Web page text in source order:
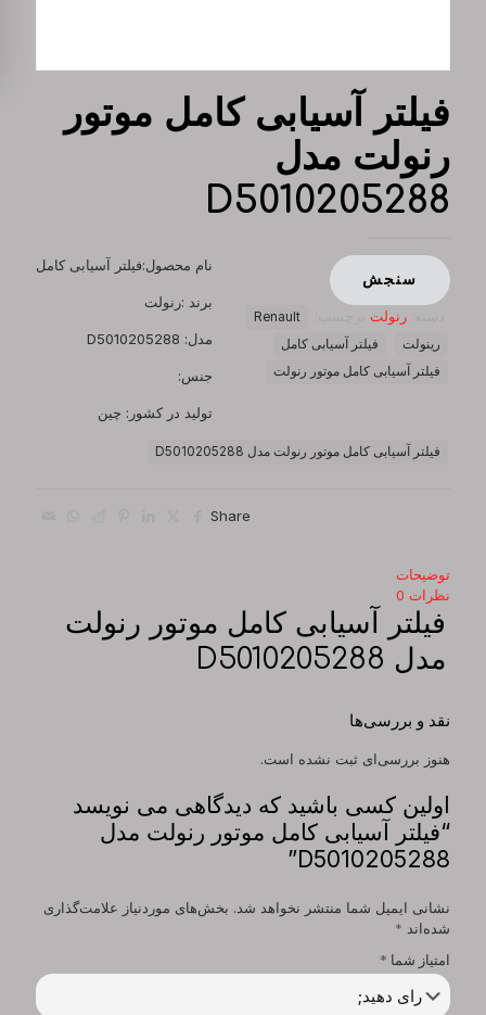
فیلتر آسیابی کامل موتور
رنولت مدل
D5010205288
نام محصول:فیلتر آسیابی کامل
برند :رنولت
مدل: D5010205288
جنس:
تولید در کشور: چین
سنجش
رنولت
Renault
رینولت
فیلتر آسیابی کامل
فیلتر آسیابی کامل موتور رنولت
فیلتر آسیابی کامل موتور رنولت مدل D5010205288
Share
توضیحات
نظرات 0
فیلتر آسیابی کامل موتور رنولت
مدل D5010205288
نقد و بررسی‌ها
هنوز بررسی‌ای ثبت نشده است.
اولین کسی باشید که دیدگاهی می نویسد
“فیلتر آسیابی کامل موتور رنولت مدل
D5010205288”
نشانی ایمیل شما منتشر نخواهد شد. بخش‌های موردنیاز علامت‌گذاری
شده‌اند *
امتیاز شما *